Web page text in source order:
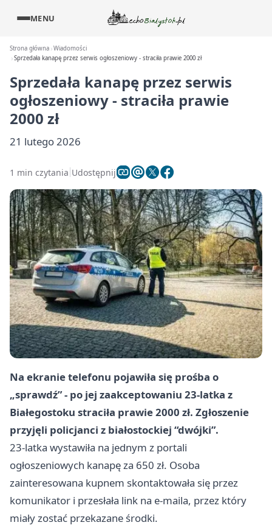
MENU
Strona główna Wiadomości
Sprzedała kanapę przez serwis ogłoszeniowy - straciła prawie 2000 zł
Sprzedała kanapę przez serwis
ogłoszeniowy - straciła prawie
2000 zł
21 lutego 2026
1 min czytania Udostępnij
Na ekranie telefonu pojawiła się prośba o
„sprawdź” - po jej zaakceptowaniu 23‑latka z
Białegostoku straciła prawie 2000 zł. Zgłoszenie
przyjęli policjanci z białostockiej “dwójki”.
23‑latka wystawiła na jednym z portali
ogłoszeniowych kanapę za 650 zł. Osoba
zainteresowana kupnem skontaktowała się przez
komunikator i przesłała link na e‑maila, przez który
miały zostać przekazane środki.